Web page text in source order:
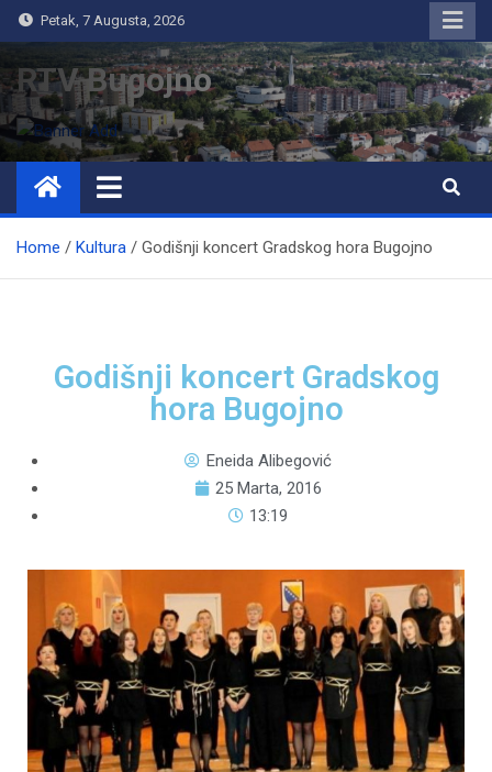
Petak, 7 Augusta, 2026
RTV Bugojno
Home Kultura Godišnji koncert Gradskog hora Bugojno
Godišnji koncert Gradskog
hora Bugojno
Eneida Alibegović
25 Marta, 2016
13:19